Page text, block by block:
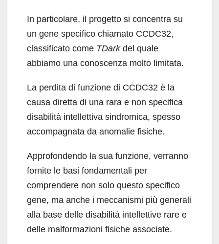
In particolare, il progetto si concentra su
un gene specifico chiamato CCDC32,
classificato come TDarkdel quale
abbiamo una conoscenza molto limitata.
La perdita di funzione di CCDC32 è la
causa diretta di una rara e non specifica
disabilità intellettiva sindromica, spesso
accompagnata da anomalie fisiche.
Approfondendo la sua funzione, verranno
fornite le basi fondamentali per
comprendere non solo questo specifico
gene, ma anche i meccanismi più generali
alla base delle disabilità intellettive rare e
delle malformazioni fisiche associate.